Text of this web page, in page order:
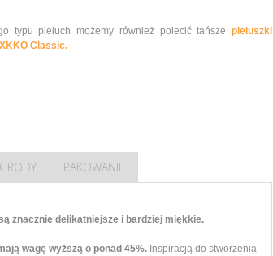
typu pieluch możemy również polecić tańsze pieluszki
XKKO Classic.
PAKOWANIE
znacznie delikatniejsze i bardziej miękkie.
wagę wyższą o ponad 45%. Inspiracją do stworzenia